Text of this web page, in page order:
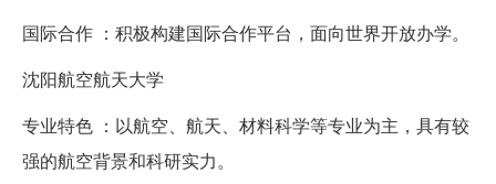
国际合作 ：积极构建国际合作平台，面向世界开放办学。
沈阳航空航天大学
专业特色 ：以航空、航天、材料科学等专业为主，具有较
强的航空背景和科研实力。